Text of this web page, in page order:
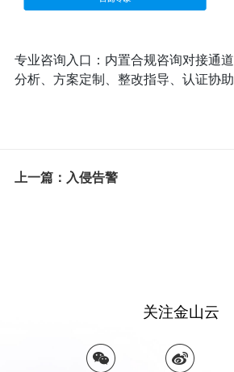
专业咨询入口：内置合规咨询对接通
分析、方案定制、整改指导、认证协助
上一篇：入侵告警
关注金山云